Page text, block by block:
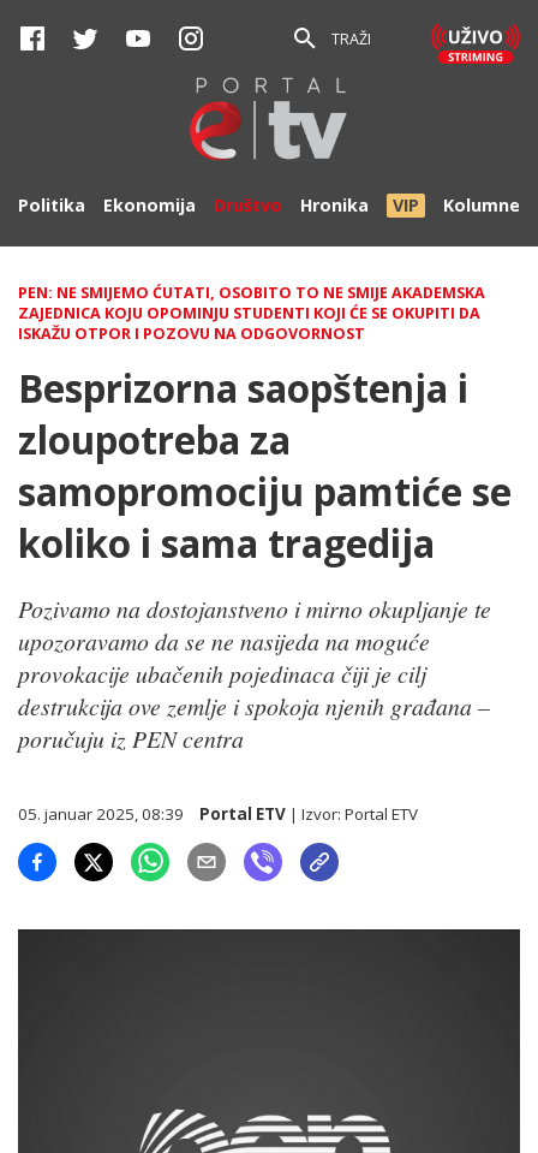
TRAŽI
Politika Ekonomija Društvo Hronika VIP Kolumne
PEN: NE SMIJEMO ĆUTATI, OSOBITO TO NE SMIJE AKADEMSKA
ZAJEDNICA KOJU OPOMINJU STUDENTI KOJI ĆE SE OKUPITI DA
ISKAŽU OTPOR I POZOVU NA ODGOVORNOST
Besprizorna saopštenja i
zloupotreba za
samopromociju pamtiće se
koliko i sama tragedija
Pozivamo na dostojanstveno i mirno okupljanje te
upozoravamo da se ne nasijeda na moguće
provokacije ubačenih pojedinaca čiji je cilj
destrukcija ove zemlje i spokoja njenih građana –
poručuju iz PEN centra
05. januar 2025, 08:39 Portal ETV | Izvor:Portal ETV